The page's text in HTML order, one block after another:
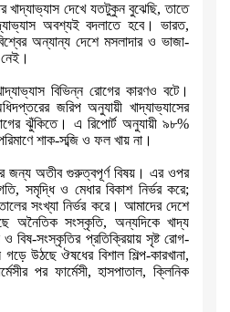
খাদ্যাভ্যাস দেখে যতটুকুন বুঝেছি,তাতে
অবশ্যই বদলাতে হবে। ভারত,
অন্যান্য দেশে মসলাদার ও ভাজা-
বিভিন্ন রোগের কারণও বটে।
জরিপ অনুযায়ী খাদ্যাভ্যাসের
ঝুঁকিতে। এ রিপোর্ট অনুযায়ী ৯৮%
শাক-সব্জি ও ফল খায় না।
জন্য অতীব গুরুত্বপূর্ণ বিষয়। এর ওপর
, সমৃদ্ধি ও মেধার বিকাশ নির্ভর করে;
সংখ্যা নির্ভর করে। আমাদের দেশে
অনৈতিক সংস্কৃতি, অন্যদিকে খাদ্য
ও বিষ-সংস্কৃতির প্রতিক্রিয়ায় সৃষ্ট রোগ-
গড়ে উঠছে ঔষধের বিশাল শিল্প-কারখানা,
পর ফার্মেসী,হাসপাতাল,ক্লিনিক